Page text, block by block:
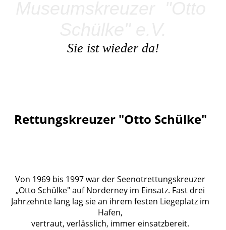
Sie ist wieder da!
Rettungskreuzer "Otto Schülke"
Von 1969 bis 1997 war der Seenotrettungskreuzer
„Otto Schülke" auf Norderney im Einsatz. Fast drei
Jahrzehnte lang lag sie an ihrem festen Liegeplatz im
Hafen,
vertraut, verlässlich, immer einsatzbereit.